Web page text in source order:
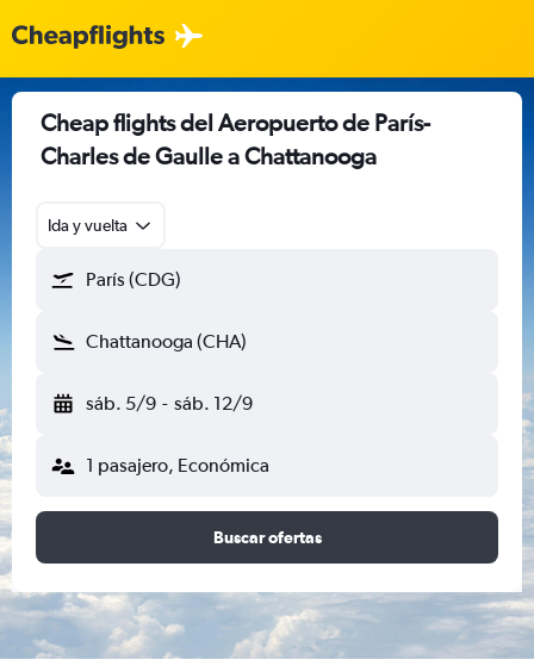
Cheap flights del Aeropuerto de París-
Charles de Gaulle a Chattanooga
Ida y vuelta
París (CDG)
Chattanooga (CHA)
sáb. 5/9 - sáb. 12/9
1 pasajero, Económica
Buscar ofertas